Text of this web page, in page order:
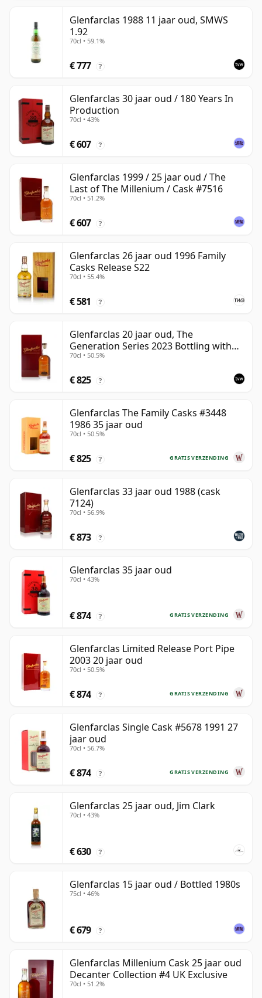
Glenfarclas 1988 11 jaar oud, SMWS
1.92
70cl • 59.1%
€ 777 ?
Glenfarclas 30 jaar oud / 180 Years In
Production
70cl • 43%
€ 607 ?
Glenfarclas 1999 / 25 jaar oud / The
Last of The Millenium / Cask #7516
70cl • 51.2%
€ 607 ?
Glenfarclas 26 jaar oud 1996 Family
Casks Release S22
70cl • 55.4%
€ 581 ?
Glenfarclas 20 jaar oud, The
Generation Series 2023 Bottling with
Case - Port Pipe #1355
70cl • 50.5%
€ 825 ?
Glenfarclas The Family Casks #3448
1986 35 jaar oud
70cl • 50.5%
GRATIS VERZENDING
€ 825 ?
Glenfarclas 33 jaar oud 1988 (cask
7124)
70cl • 56.9%
€ 873 ?
Glenfarclas 35 jaar oud
70cl • 43%
GRATIS VERZENDING
€ 874 ?
Glenfarclas Limited Release Port Pipe
2003 20 jaar oud
70cl • 50.5%
GRATIS VERZENDING
€ 874 ?
Glenfarclas Single Cask #5678 1991 27
jaar oud
70cl • 56.7%
GRATIS VERZENDING
€ 874 ?
Glenfarclas 25 jaar oud, Jim Clark
70cl • 43%
€ 630 ?
Glenfarclas 15 jaar oud / Bottled 1980s
75cl • 46%
€ 679 ?
Glenfarclas Millenium Cask 25 jaar oud
Decanter Collection #4 UK Exclusive
70cl • 51.2%